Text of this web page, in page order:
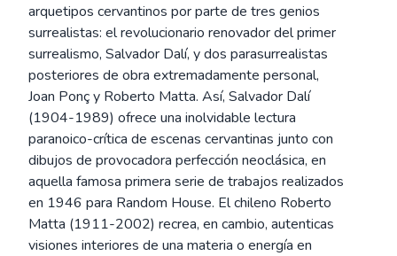
arquetipos cervantinos por parte de tres genios
surrealistas: el revolucionario renovador del primer
surrealismo, Salvador Dalí, y dos parasurrealistas
posteriores de obra extremadamente personal,
Joan Ponç y Roberto Matta. Así, Salvador Dalí
(1904-1989) ofrece una inolvidable lectura
paranoico-crítica de escenas cervantinas junto con
dibujos de provocadora perfección neoclásica, en
aquella famosa primera serie de trabajos realizados
en 1946 para Random House. El chileno Roberto
Matta (1911-2002) recrea, en cambio, autenticas
visiones interiores de una materia o energía en